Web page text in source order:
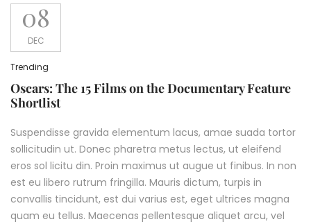
08
DEC
Trending
Oscars: The 15 Films on the Documentary Feature
Shortlist
Suspendisse gravida elementum lacus, amae suada tortor
sollicitudin ut. Donec pharetra metus lectus, ut eleifend
eros sol licitu din. Proin maximus ut augue ut finibus. In non
est eu libero rutrum fringilla. Mauris dictum, turpis in
convallis tincidunt, est dui varius est, eget ultrices magna
quam eu tellus. Maecenas pellentesque aliquet arcu, vel